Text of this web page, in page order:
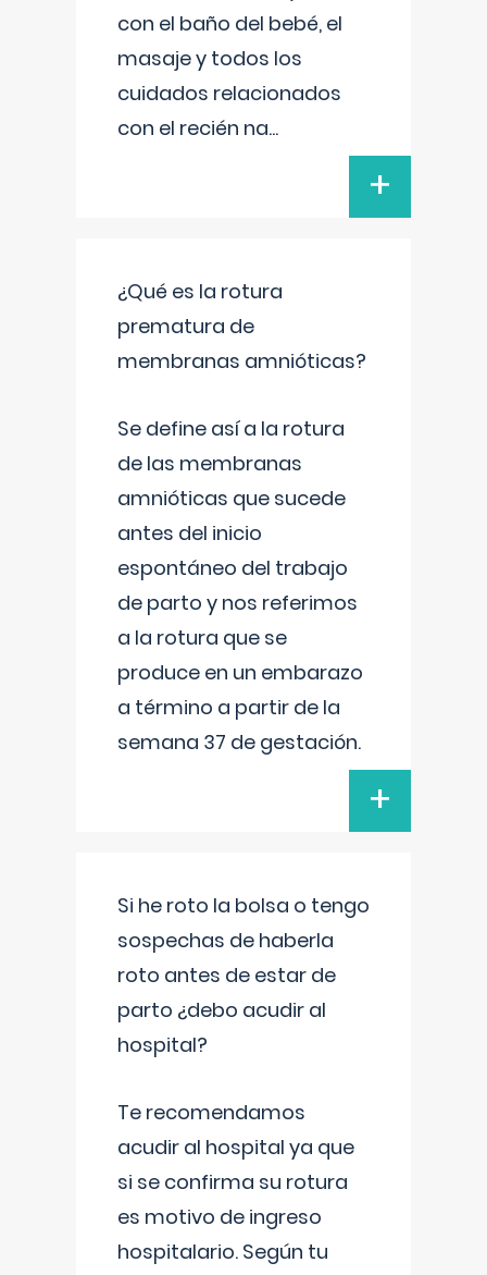
con el baño del bebé, el
masaje y todos los
cuidados relacionados
con el recién na...
+
¿Qué es la rotura
prematura de
membranas amnióticas?
Se define así a la rotura
de las membranas
amnióticas que sucede
antes del inicio
espontáneo del trabajo
de parto y nos referimos
a la rotura que se
produce en un embarazo
a término a partir de la
semana 37 de gestación.
+
Si he roto la bolsa o tengo
sospechas de haberla
roto antes de estar de
parto ¿debo acudir al
hospital?
Te recomendamos
acudir al hospital ya que
si se confirma su rotura
es motivo de ingreso
hospitalario. Según tu